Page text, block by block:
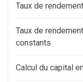
Taux de
Taux de
constants
Calcul du capital